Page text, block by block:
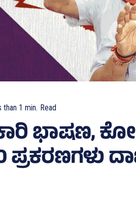
than 1 min. Read
ಭಾಷಣ,
ಪ್ರಕರಣಗಳು